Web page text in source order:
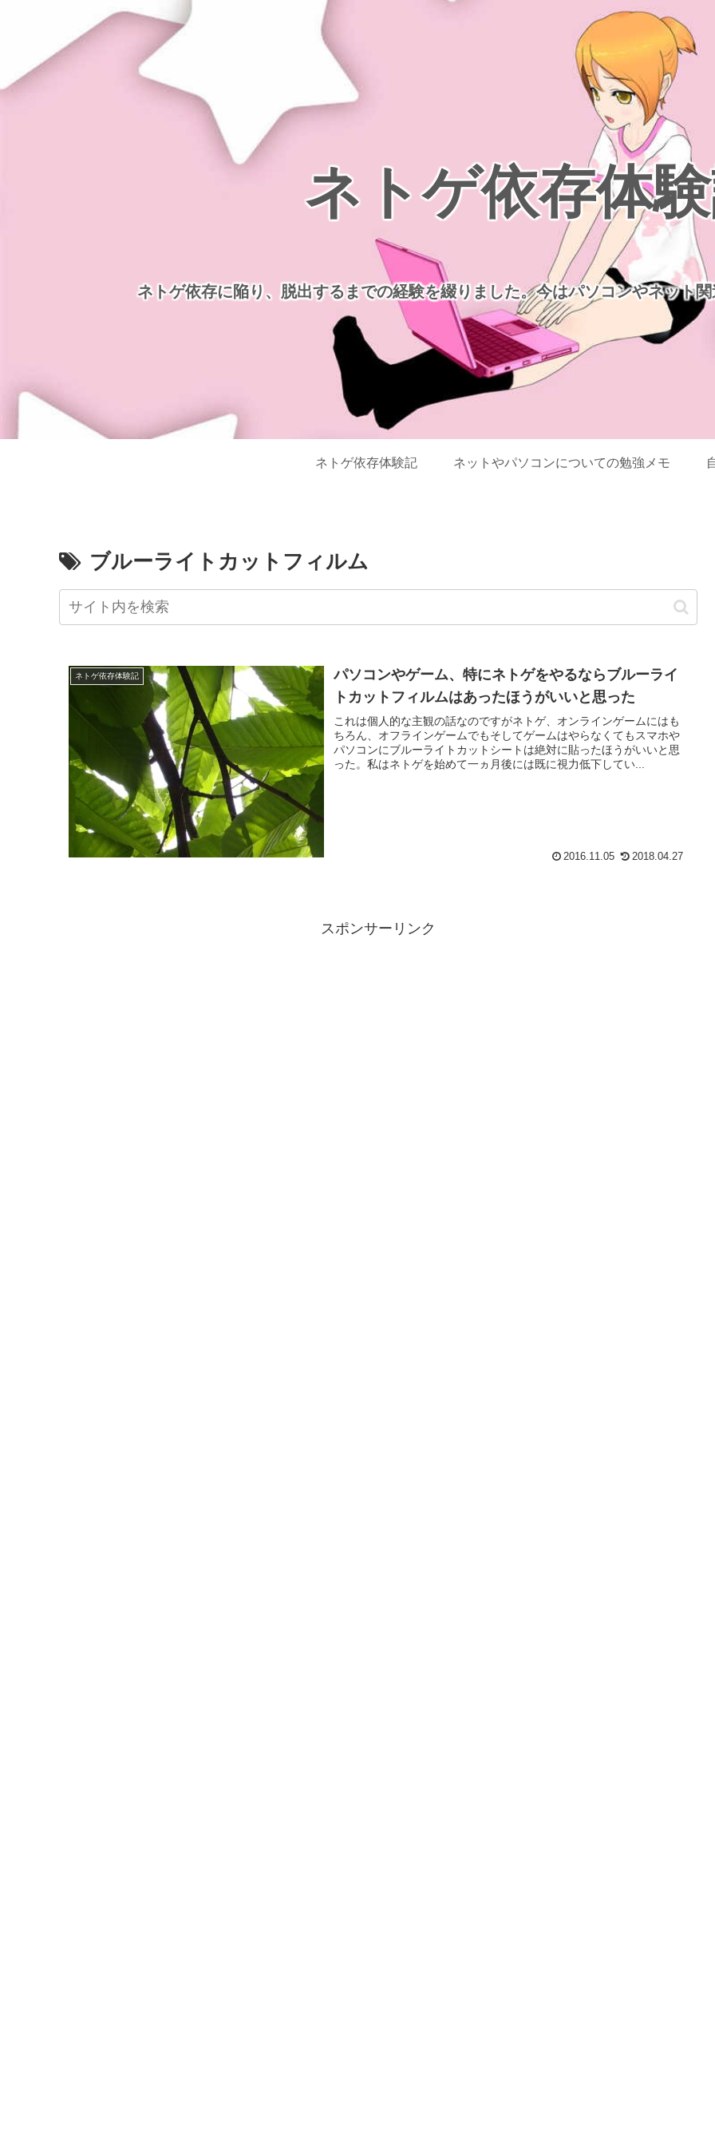
ネトゲ依存体
ネトゲ依存に陥り、脱出するまでの経験を綴りました。今はパソコンやネット
ネトゲ依存体験記 ネットやパソコンについての勉強メモ
ブルーライトカットフィルム
ネトゲ依存体験記
パソコンやゲーム、特にネトゲをやるならブルーライ
トカットフィルムはあったほうがいいと思った
これは個人的な主観の話なのですがネトゲ、オンラインゲームにはも
ちろん、オフラインゲームでもそしてゲームはやらなくてもスマホや
パソコンにブルーライトカットシートは絶対に貼ったほうがいいと思
った。私はネトゲを始めて一ヵ月後には既に視力低下してい...
2016.11.05 2018.04.27
スポンサーリンク